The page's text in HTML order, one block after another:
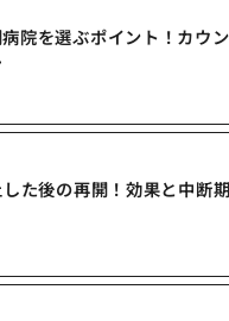
院を選ぶポイント！カウ
た後の再開！効果と中断